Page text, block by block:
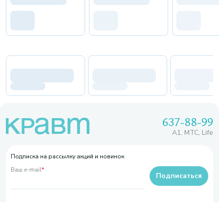
637-88-99
A1, МТС, Life
Подписка на рассылку акций и новинок
Ваш e-mail*
Подписаться